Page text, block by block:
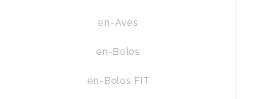
en-Aves
en-Bolos
en-Bolos FIT